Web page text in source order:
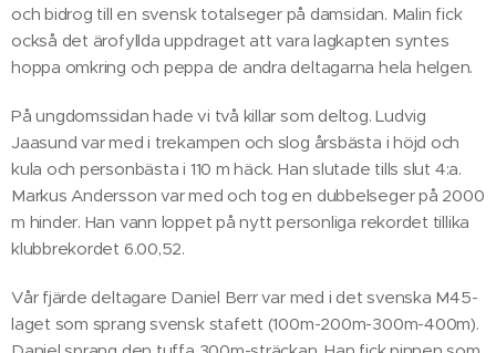
och bidrog till en svensk totalseger på damsidan. Malin fick
också det ärofyllda uppdraget att vara lagkapten syntes
hoppa omkring och peppa de andra deltagarna hela helgen.
På ungdomssidan hade vi två killar som deltog. Ludvig
Jaasund var med i trekampen och slog årsbästa i höjd och
kula och personbästa i 110 m häck. Han slutade tills slut 4:a.
Markus Andersson var med och tog en dubbelseger på 2000
m hinder. Han vann loppet på nytt personliga rekordet tillika
klubbrekordet 6.00,52.
Vår fjärde deltagare Daniel Berr var med i det svenska M45-
laget som sprang svensk stafett (100m-200m-300m-400m).